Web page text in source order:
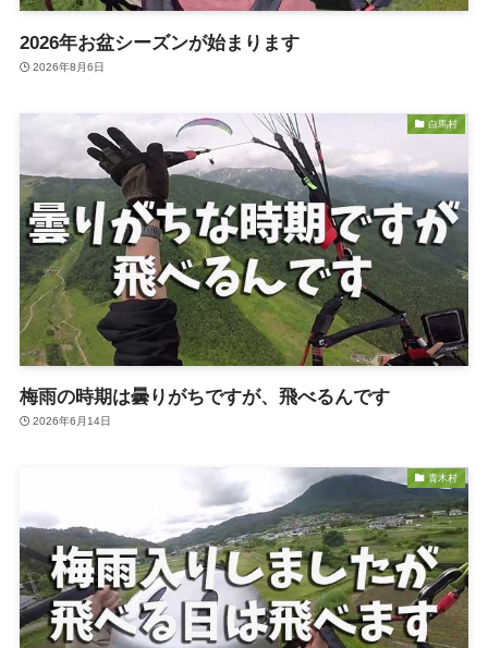
2026年お盆シーズンが始まります
2026年8月6日
白馬村
梅雨の時期は曇りがちですが、飛べるんです
2026年6月14日
青木村